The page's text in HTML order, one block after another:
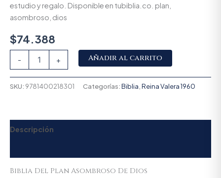
estudio y regalo. Disponible en tubiblia.co. plan,
asombroso, dios
$74.388
- + Añadir al carrito
SKU: 9781400218301 Categorías:Biblia Reina Valera 1960
Descripción
Biblia Del Plan Asombroso De Dios